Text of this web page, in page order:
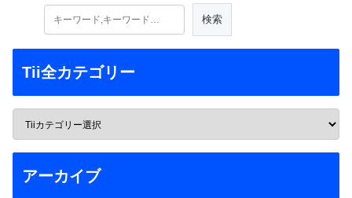
Tii全カテゴリー
アーカイブ